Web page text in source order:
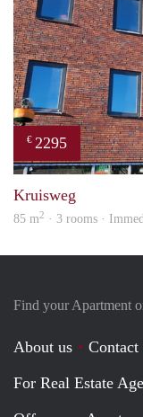
€ 2295
Kruisweg
85 m2 · 3 rooms ·
Find your Apartment
About us Contact
For Real Estate